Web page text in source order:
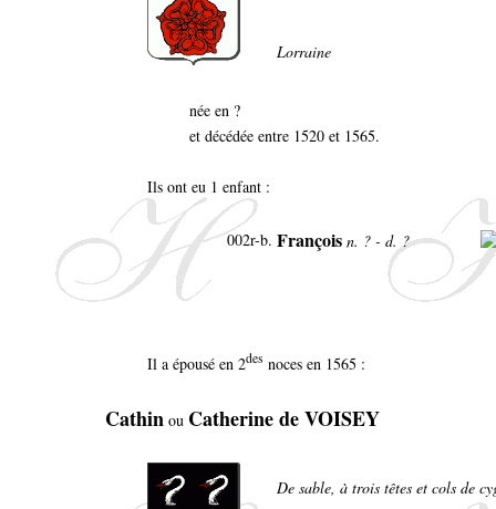
Lorraine
née en ?
et décédée entre 1520 et 1565.
Ils ont eu 1 enfant :
002r-b. François n. ? - d. ?
Il a épousé en 2des noces en 1565 :
Cathin ou Catherine de VOISEY
De sable, à trois têtes et cols de